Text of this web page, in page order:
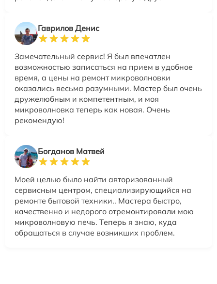
Гаврилов Денис
Замечательный сервис! Я был впечатлен
возможностью записаться на прием в удобное
время, а цены на ремонт микроволновки
оказались весьма разумными. Мастер был очень
дружелюбным и компетентным, и моя
микроволновка теперь как новая. Очень
рекомендую!
Богданов Матвей
Моей целью было найти авторизованный
сервисным центром, специализирующийся на
ремонте бытовой техники.. Мастера быстро,
качественно и недорого отремонтировали мою
микроволновую печь. Теперь я знаю, куда
обращаться в случае возникших проблем.